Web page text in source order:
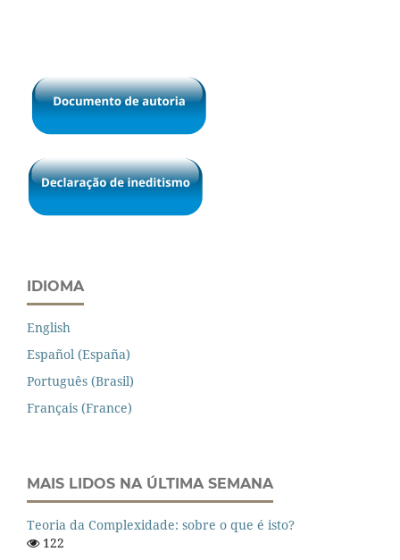
IDIOMA
English
Español (España)
Português (Brasil)
Français (France)
MAIS LIDOS NA ÚLTIMA SEMANA
Teoria da Complexidade: sobre o que é isto?
122